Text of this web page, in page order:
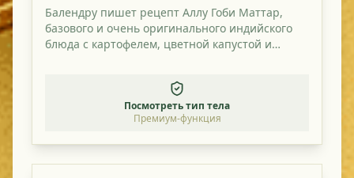
Балендру пишет рецепт Аллу Гоби Маттар,
базового и очень оригинального индийского
блюда с картофелем, цветной капустой и
Посмотреть тип тела
Премиум-функция